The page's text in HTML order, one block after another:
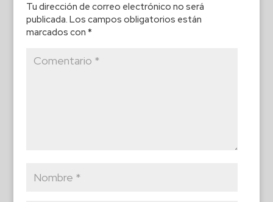
Tu dirección de correo electrónico no será
publicada. Los campos obligatorios están
marcados con *